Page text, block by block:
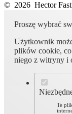
© 2026 Hector Fast
Proszę wybrać
Użytkownik
plików cookie, co
niego z witryny i
Te